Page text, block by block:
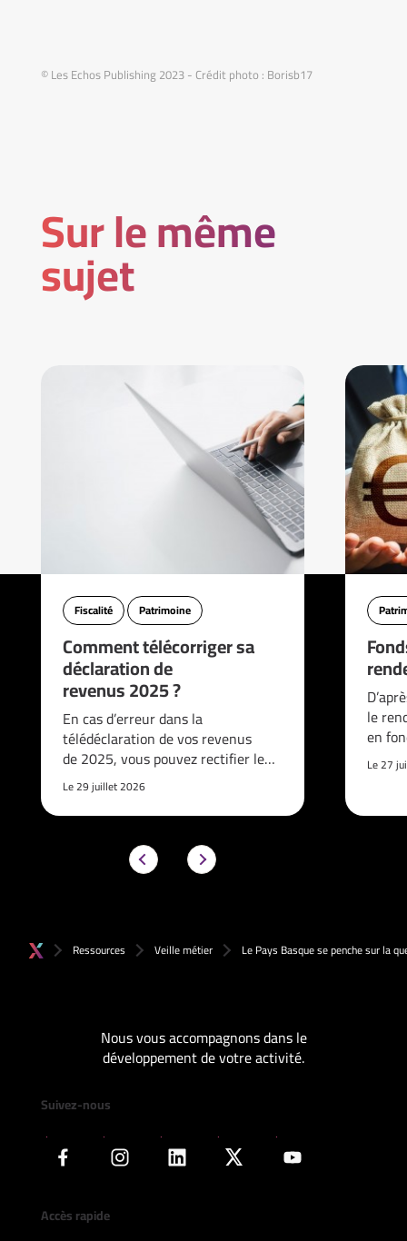
© Les Echos Publishing 2023 - Crédit photo : Borisb17
Sur le même
sujet
Fiscalité Patrimoine
Comment télécorriger sa
déclaration de
revenus 2025 ?
En cas d’erreur dans la
télédéclaration de vos revenus
de 2025, vous pouvez rectifier le…
Le 29 juillet 2026
le
en
Le 27
Ressources Veille métier Le Pays Basque se penche sur la
Nous vous accompagnons dans le
développement de votre activité.
Suivez-nous
Accès rapide